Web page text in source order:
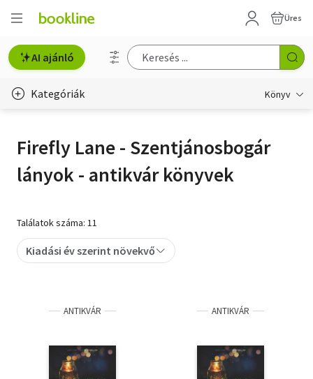
Üres
AI ajánló
Kategóriák Könyv
Erotika
Gyermek- és ifjúsági
Hobbi, szabadidő
Irodalom
Szakkönyv
Tankönyv, segédkönyv
Firefly Lane - Szentjánosbogár
lányok - antikvár könyvek
Találatok száma: 11
Kiadási év szerint növekvő
ANTIKVÁR ANTIKVÁR